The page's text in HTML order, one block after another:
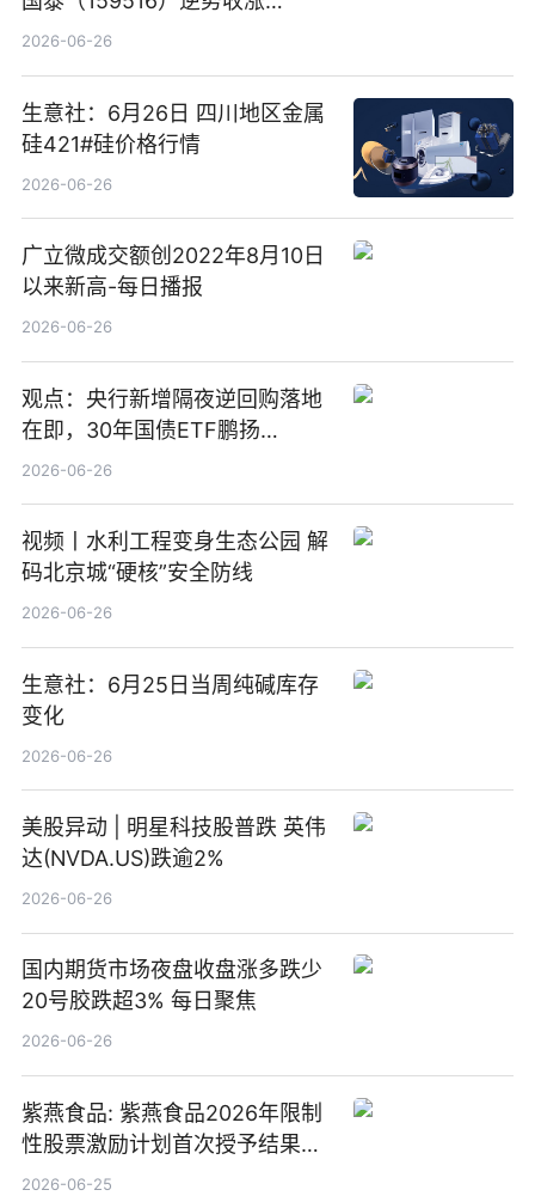
3.5%，近10日累计净流入超65
2026-06-26
生意社：6月26日 四川地区金属
硅421#硅价格行情
2026-06-26
广立微成交额创2022年8月10日
以来新高-每日播报
2026-06-26
观点：央行新增隔夜逆回购落地
在即，30年国债ETF鹏扬
(511090) 盘中小幅上涨
2026-06-26
视频丨水利工程变身生态公园 解
码北京城“硬核”安全防线
2026-06-26
生意社：6月25日当周纯碱库存
变化
2026-06-26
美股异动 | 明星科技股普跌 英伟
达(NVDA.US)跌逾2%
2026-06-26
国内期货市场夜盘收盘涨多跌少
20号胶跌超3% 每日聚焦
2026-06-26
紫燕食品: 紫燕食品2026年限制
性股票激励计划首次授予结果公
告-微资讯
2026-06-25